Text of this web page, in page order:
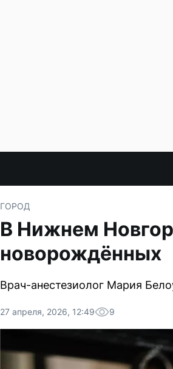
ГОРОД
В Нижнем
новорождённых
Врач-анестезиолог Мария
27 апреля, 2026, 12:49 9